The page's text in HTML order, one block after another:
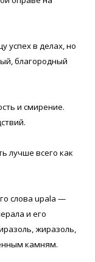
успех в делах, но
благородный
и смирение.
лучше всего как
слова upala —
и его
жиразоль,
камням.